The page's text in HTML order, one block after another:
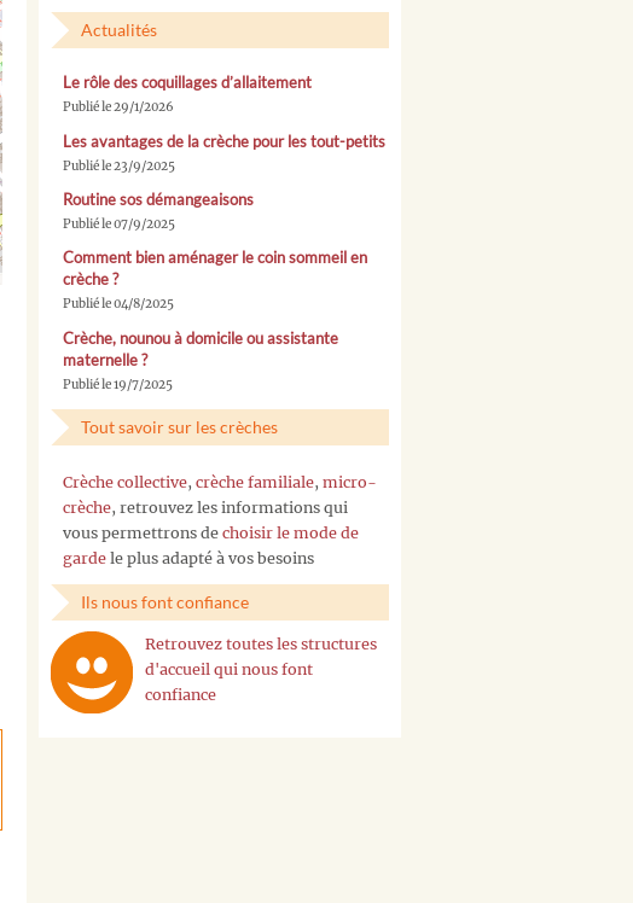
Actualités
Le rôle des coquillages d’allaitement
Publié le 29/1/2026
Les avantages de la crèche pour les tout-petits
Publié le 23/9/2025
Routine sos démangeaisons
Publié le 07/9/2025
Comment bien aménager le coin sommeil en
crèche ?
Publié le 04/8/2025
Crèche, nounou à domicile ou assistante
maternelle ?
Publié le 19/7/2025
Tout savoir sur les crèches
Crèche collective, crèche familiale, micro-
crèche, retrouvez les informations qui
vous permettrons de choisir le mode de
garde le plus adapté à vos besoins
Ils nous font confiance
Retrouvez toutes les structures
d'accueil qui nous font
confiance